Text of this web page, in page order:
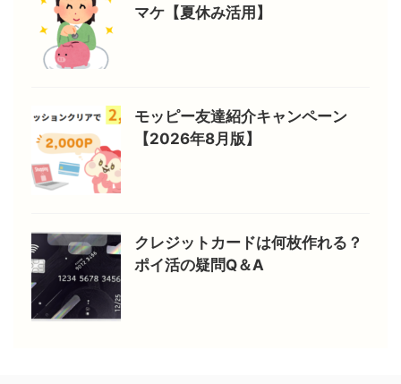
マケ【夏休み活用】
モッピー友達紹介キャンペーン
【2026年8月版】
クレジットカードは何枚作れる？
ポイ活の疑問Q＆A